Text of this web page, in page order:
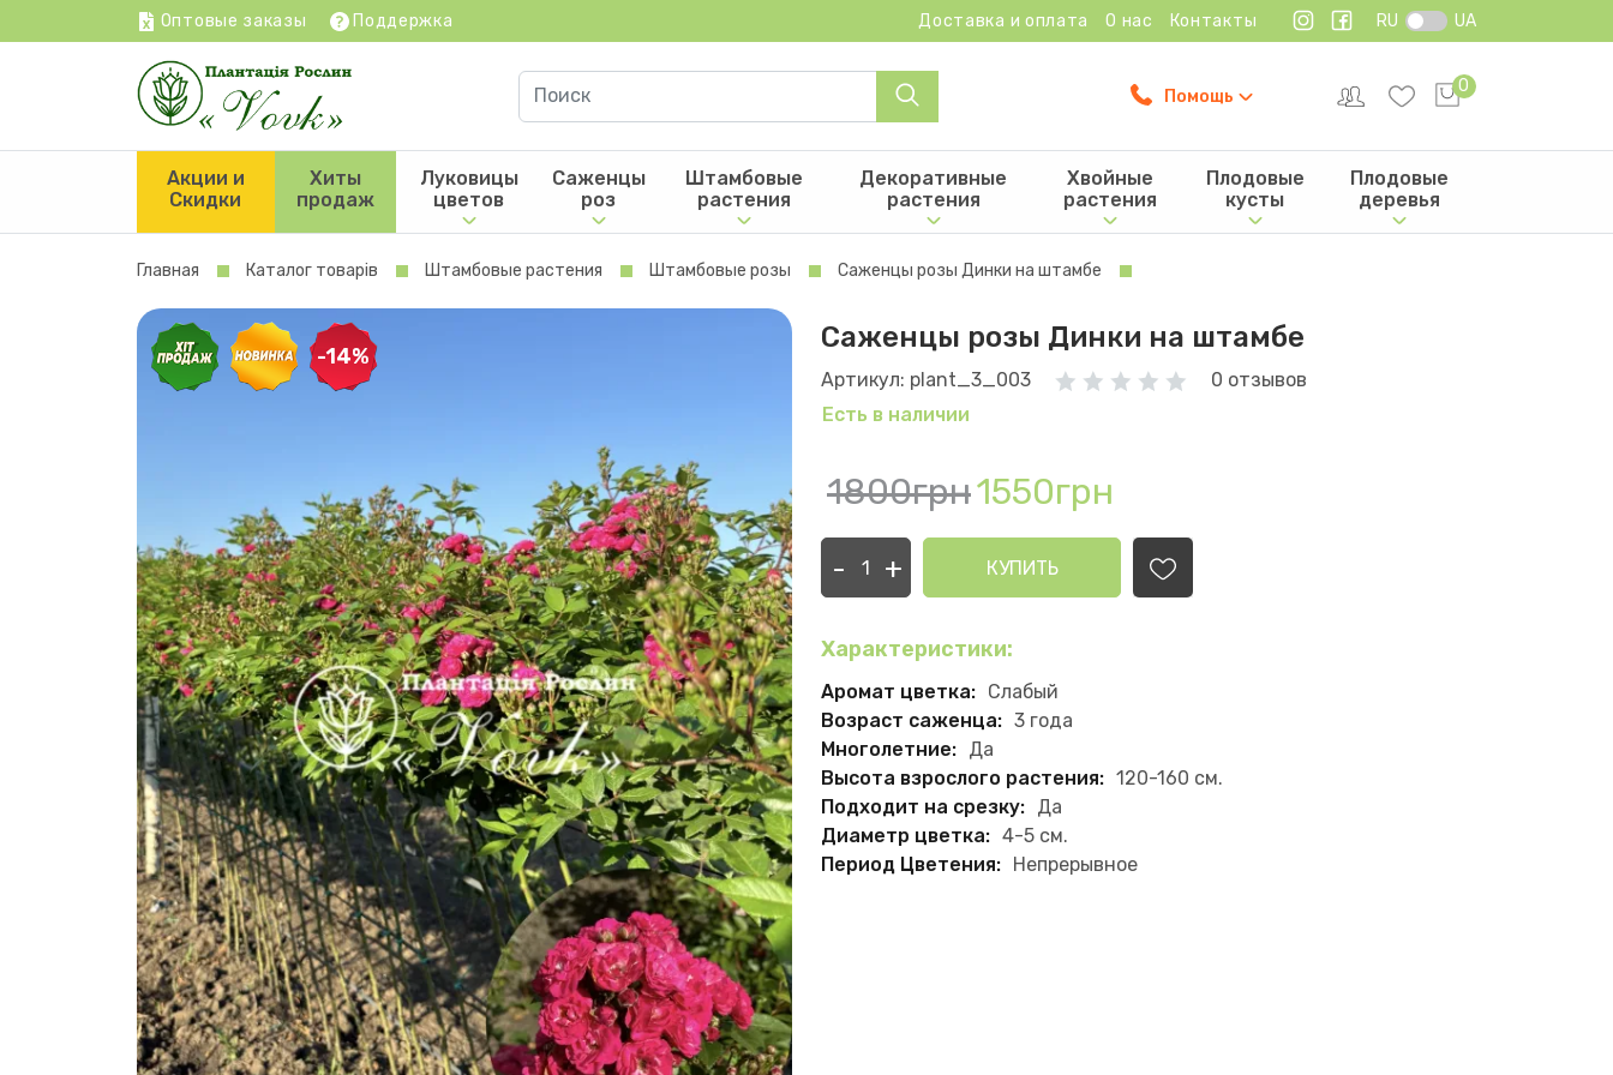
Оптовые заказы Поддержка Доставка и оплата О нас Контакты RU UA
Помощь
0
Акции и
Скидки
Хиты
продаж
Луковицы
цветов
Саженцы
роз
Штамбовые
растения
Декоративные
растения
Хвойные
растения
Плодовые
кусты
Плодовые
деревья
Главная Каталог товарів Штамбовые растения Штамбовые розы Саженцы розы Динки на штамбе
-14%
Саженцы розы Динки на штамбе
Артикул: plant_3_003
0 отзывов
Есть в наличии
1800грн1550грн
- + КУПИТЬ
Характеристики:
Аромат цветка: Слабый
Возраст саженца: 3 года
Многолетние: Да
Высота взрослого растения: 120-160 см.
Подходит на срезку: Да
Диаметр цветка: 4-5 см.
Период Цветения: Непрерывное